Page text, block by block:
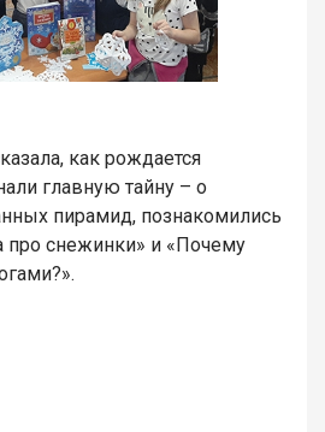
как рождается
главную тайну – о
пирамид, познакомились
про снежинки» и «Почему